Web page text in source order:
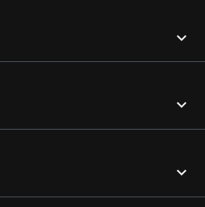


